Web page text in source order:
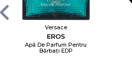
Versace
EROS
Apă De Parfum Pentru
Bărbați EDP